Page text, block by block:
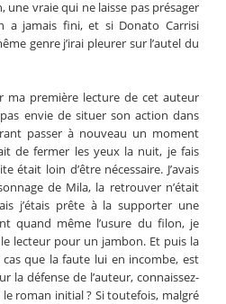
une vraie qui ne laisse pas présager
a jamais fini, et si Donato Carrisi
genre j’irai pleurer sur l’autel du
ma première lecture de cet auteur
envie de situer son action dans
passer à nouveau un moment
de fermer les yeux la nuit, je fais
était loin d’être nécessaire. J’avais
de Mila, la retrouver n’était
j’étais prête à la supporter une
quand même l’usure du filon, je
lecteur pour un jambon. Et puis la
que la faute lui en incombe, est
la défense de l’auteur, connaissez-
roman initial ? Si toutefois, malgré